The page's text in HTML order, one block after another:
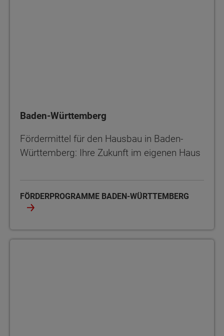
Baden-Württemberg
Fördermittel für den Hausbau in Baden-
Württemberg: Ihre Zukunft im eigenen Haus
FÖRDERPROGRAMME BADEN-WÜRTTEMBERG